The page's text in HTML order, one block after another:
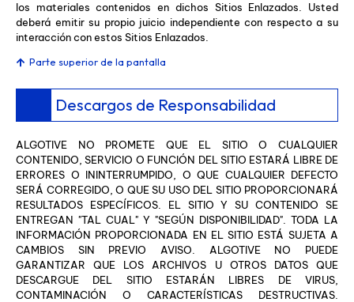
los materiales contenidos en dichos Sitios Enlazados. Usted
deberá emitir su propio juicio independiente con respecto a su
interacción con estos Sitios Enlazados.
Parte superior de la pantalla
Descargos de Responsabilidad
ALGOTIVE NO PROMETE QUE EL SITIO O CUALQUIER
CONTENIDO, SERVICIO O FUNCIÓN DEL SITIO ESTARÁ LIBRE DE
ERRORES O ININTERRUMPIDO, O QUE CUALQUIER DEFECTO
SERÁ CORREGIDO, O QUE SU USO DEL SITIO PROPORCIONARÁ
RESULTADOS ESPECÍFICOS. EL SITIO Y SU CONTENIDO SE
ENTREGAN "TAL CUAL" Y "SEGÚN DISPONIBILIDAD". TODA LA
INFORMACIÓN PROPORCIONADA EN EL SITIO ESTÁ SUJETA A
CAMBIOS SIN PREVIO AVISO. ALGOTIVE NO PUEDE
GARANTIZAR QUE LOS ARCHIVOS U OTROS DATOS QUE
DESCARGUE DEL SITIO ESTARÁN LIBRES DE VIRUS,
CONTAMINACIÓN O CARACTERÍSTICAS DESTRUCTIVAS.